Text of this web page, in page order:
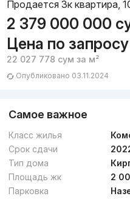
Продается 3к квартира,
2 379 000 000
Цена по запросу
22 027 778 сум за м²
Опубликовано 03.11.2024
Самое важное
Класс жилья
Срок сдачи
Тип дома
Площадь жк
2
Парковка